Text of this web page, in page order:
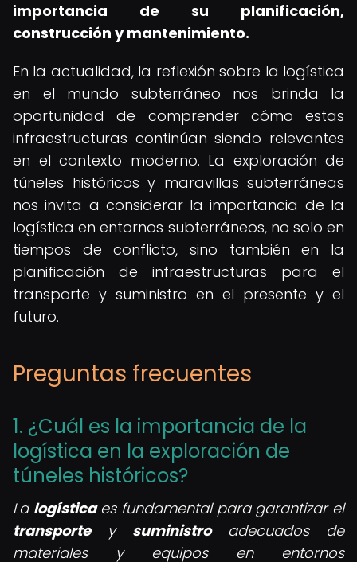
importancia de su planificación,
construcción y mantenimiento.
En la actualidad, la reflexión sobre la logística
en el mundo subterráneo nos brinda la
oportunidad de comprender cómo estas
infraestructuras continúan siendo relevantes
en el contexto moderno. La exploración de
túneles históricos y maravillas subterráneas
nos invita a considerar la importancia de la
logística en entornos subterráneos, no solo en
tiempos de conflicto, sino también en la
planificación de infraestructuras para el
transporte y suministro en el presente y el
futuro.
Preguntas frecuentes
1. ¿Cuál es la importancia de la
logística en la exploración de
túneles históricos?
La logísticaes fundamental para garantizar el
transportey suministroadecuados de
materiales y equipos en entornos